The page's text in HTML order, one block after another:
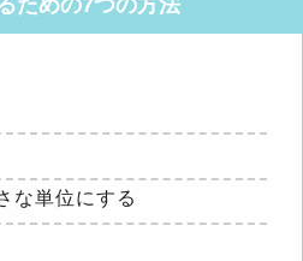
ための7つの方法
な単位にする